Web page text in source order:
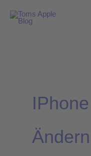
Inhalt
Ändern